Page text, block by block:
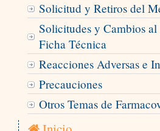
Solicitud y Retiros del
Solicitudes y Cambios
Ficha Técnica
Reacciones Adversas e
Precauciones
Otros Temas de